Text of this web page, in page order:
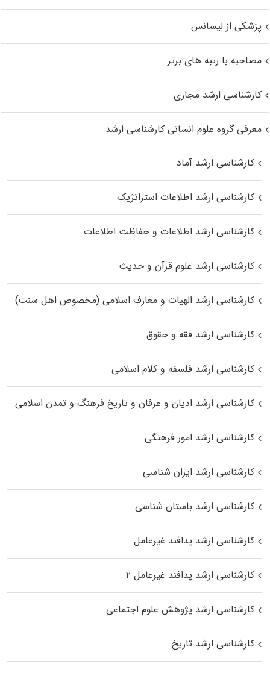
پزشکی از لیسانس
مصاحبه با رتبه های برتر
کارشناسی ارشد مجازی
معرفی گروه علوم انسانی کارشناسی ارشد
کارشناسی ارشد آماد
کارشناسی ارشد اطلاعات استراتژیک
کارشناسی ارشد اطلاعات و حفاظت اطلاعات
کارشناسی ارشد علوم قرآن و حدیث
کارشناسی ارشد الهیات و معارف اسلامی (مخصوص اهل سنت)
کارشناسی ارشد فقه و حقوق
کارشناسی ارشد فلسفه و کلام اسلامی
کارشناسی ارشد ادیان و عرفان و تاریخ فرهنگ و تمدن اسلامی
کارشناسی ارشد امور فرهنگی
کارشناسی ارشد ایران شناسی
کارشناسی ارشد باستان شناسی
کارشناسی ارشد پدافند غیرعامل
کارشناسی ارشد پدافند غیرعامل ۲
کارشناسی ارشد پژوهش علوم اجتماعی
کارشناسی ارشد تاریخ